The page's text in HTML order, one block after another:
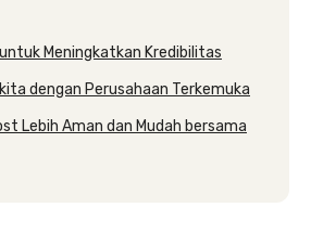
Meningkatkan Kredibilitas
dengan Perusahaan Terkemuka
Lebih Aman dan Mudah bersama